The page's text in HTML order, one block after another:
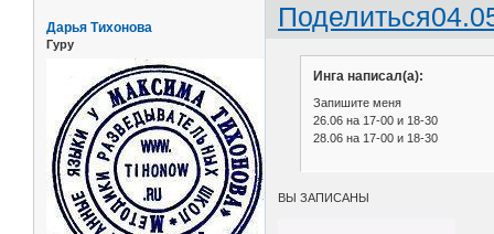
Поделиться
Дарья Тихонова
Гуру
Инга написал(а):
Запишите меня
26.06 на 17-00 и 18-30
28.06 на 17-00 и 18-30
ВЫ ЗАПИСАНЫ